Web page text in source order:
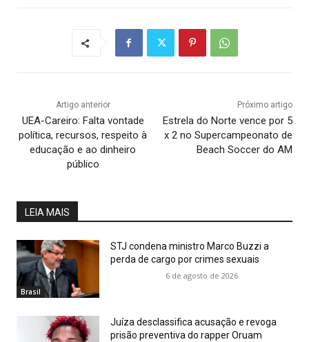
Artigo anterior
UEA-Careiro: Falta vontade
política, recursos, respeito à
educação e ao dinheiro
público
Próximo artigo
Estrela do Norte vence por 5
x 2 no Supercampeonato de
Beach Soccer do AM
LEIA MAIS
Brasil
STJ condena ministro Marco Buzzi a
perda de cargo por crimes sexuais
6 de agosto de 2026
Juíza desclassifica acusação e revoga
prisão preventiva do rapper Oruam